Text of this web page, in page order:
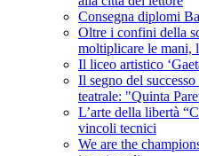
Consegna diplomi
Oltre i confini della
moltiplicare le mani,
Il liceo artistico
Il segno del
teatrale: "Quinta
L’arte della libertà
vincoli tecnici
We are the